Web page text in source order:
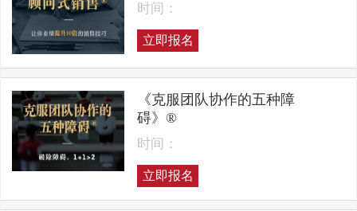
时间：
立即报名
《克服团队协作的五种障
碍》®
时间：
立即报名